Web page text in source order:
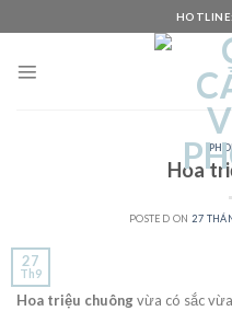
to
Hoa
POSTED ON27
27
Th9
Hoa triệu chuông vừa có sắc